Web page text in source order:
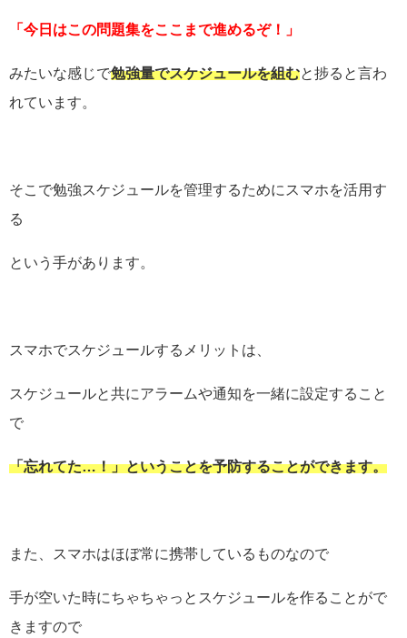
「今日はこの問題集をここまで進めるぞ！」
みたいな感じで勉強量でスケジュールを組むと捗ると言わ
れています。
そこで勉強スケジュールを管理するためにスマホを活用す
る
という手があります。
スマホでスケジュールするメリットは、
スケジュールと共にアラームや通知を一緒に設定すること
で
「忘れてた…！」ということを予防することができます。
また、スマホはほぼ常に携帯しているものなので
手が空いた時にちゃちゃっとスケジュールを作ることがで
きますので